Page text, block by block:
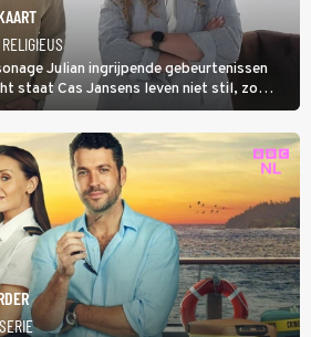
RELIGIEUS
Julian ingrijpende gebeurtenissen
staat Cas Jansens leven niet stil, zo
Kaart.